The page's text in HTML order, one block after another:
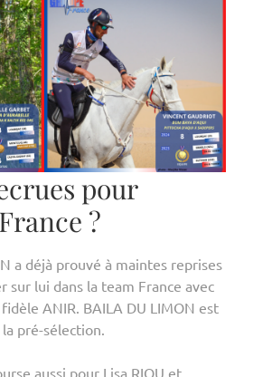
pour
?
a déjà prouvé à maintes reprises
sur lui dans la team France avec
ANIR. BAILA DU LIMON est
pré-sélection.
aussi pour Lisa RIOU et